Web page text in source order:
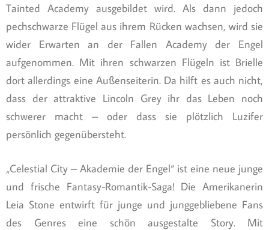
Tainted Academy ausgebildet wird. Als dann jedoch
pechschwarze Flügel aus ihrem Rücken wachsen, wird sie
wider Erwarten an der Fallen Academy der Engel
aufgenommen. Mit ihren schwarzen Flügeln ist Brielle
dort allerdings eine Außenseiterin. Da hilft es auch nicht,
dass der attraktive Lincoln Grey ihr das Leben noch
schwerer macht – oder dass sie plötzlich Luzifer
persönlich gegenübersteht.
„Celestial City – Akademie der Engel“ ist eine neue junge
und frische Fantasy-Romantik-Saga! Die Amerikanerin
Leia Stone entwirft für junge und junggebliebene Fans
des Genres eine schön ausgestalte Story. Mit